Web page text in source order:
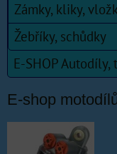
Zámky, kliky,
Žebříky, schůdky
E-SHOP
E-shop